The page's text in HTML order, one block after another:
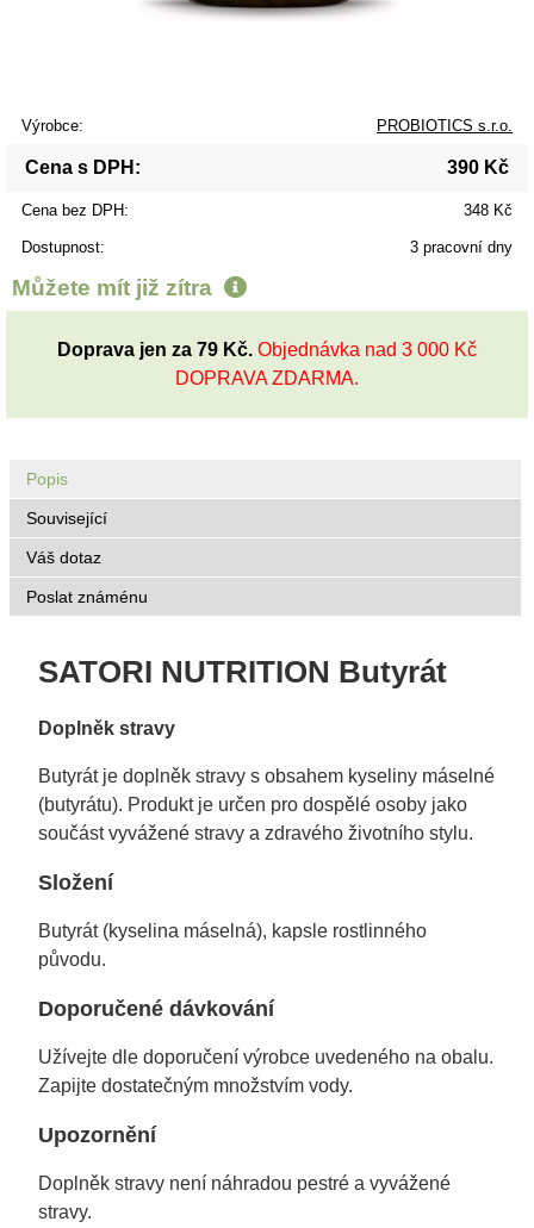
Výrobce: PROBIOTICS s.r.o.
Cena s DPH: 390 Kč
Cena bez DPH: 348 Kč
Dostupnost: 3 pracovní dny
Můžete mít již zítra
Doprava jen za 79 Kč. Objednávka nad 3 000 Kč
DOPRAVA ZDARMA.
Popis
Související
Váš dotaz
Poslat známénu
SATORI NUTRITION Butyrát
Doplněk stravy
Butyrát je doplněk stravy s obsahem kyseliny máselné
(butyrátu). Produkt je určen pro dospělé osoby jako
součást vyvážené stravy a zdravého životního stylu.
Složení
Butyrát (kyselina máselná), kapsle rostlinného
původu.
Doporučené dávkování
Užívejte dle doporučení výrobce uvedeného na obalu.
Zapijte dostatečným množstvím vody.
Upozornění
Doplněk stravy není náhradou pestré a vyvážené
stravy.